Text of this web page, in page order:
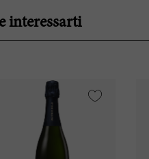
interessarti